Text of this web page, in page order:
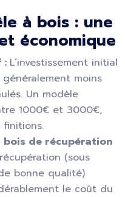
à bois : une
économique
: L’investissement initial
moins
Un modèle
1000€ et 3000€,
finitions.
de récupération
(sous
bonne qualité)
le coût du